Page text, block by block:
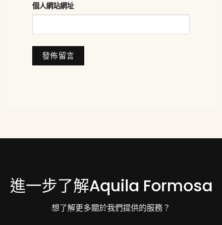
個人網站網址
進一步了解Aquila Formosa
想了解更多關於我們提供的服務？